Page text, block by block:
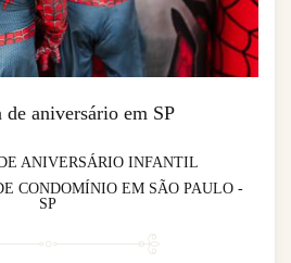
de aniversário em SP
ANIVERSÁRIO INFANTIL
CONDOMÍNIO EM SÃO PAULO -
SP